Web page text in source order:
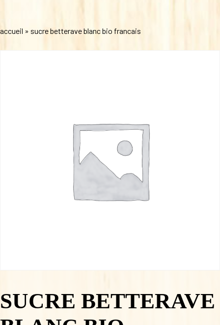
accueil » sucre betterave blanc bio francais
SUCRE BETTERAVE